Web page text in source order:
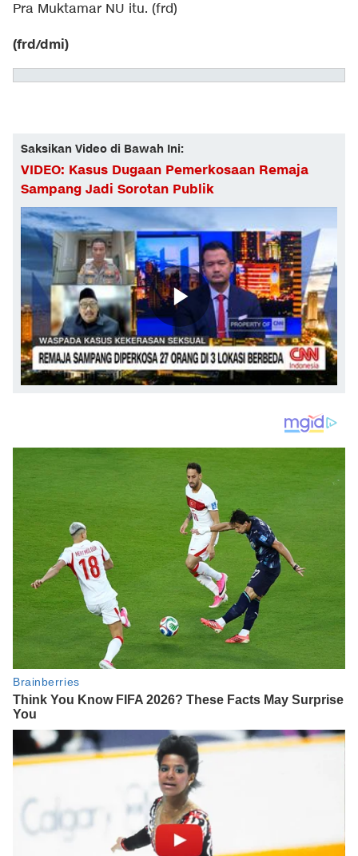
Pra Muktamar NU itu. (frd)
(frd/dmi)
Saksikan Video di Bawah Ini:
VIDEO: Kasus Dugaan Pemerkosaan Remaja
Sampang Jadi Sorotan Publik